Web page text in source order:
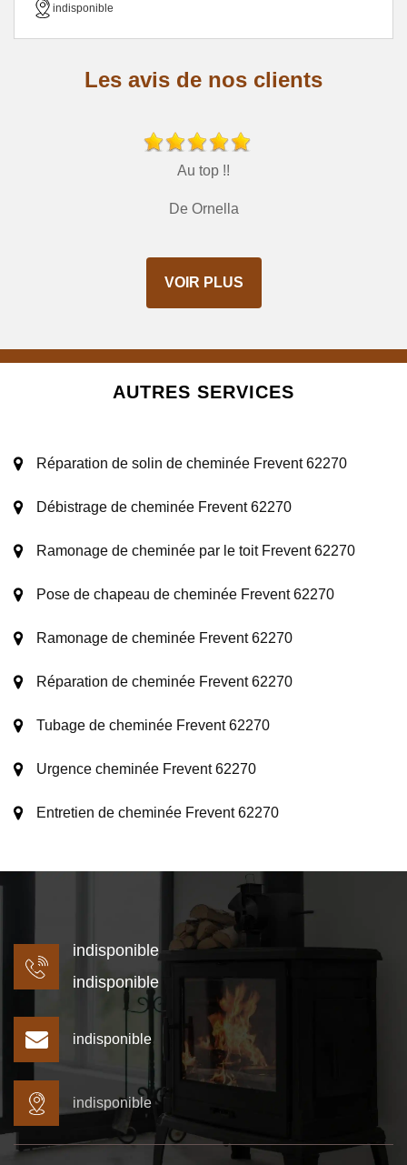
indisponible
Les avis de nos clients
Au top !!
De Ornella
VOIR PLUS
AUTRES SERVICES
Réparation de solin de cheminée Frevent 62270
Débistrage de cheminée Frevent 62270
Ramonage de cheminée par le toit Frevent 62270
Pose de chapeau de cheminée Frevent 62270
Ramonage de cheminée Frevent 62270
Réparation de cheminée Frevent 62270
Tubage de cheminée Frevent 62270
Urgence cheminée Frevent 62270
Entretien de cheminée Frevent 62270
indisponible
indisponible
indisponible
indisponible